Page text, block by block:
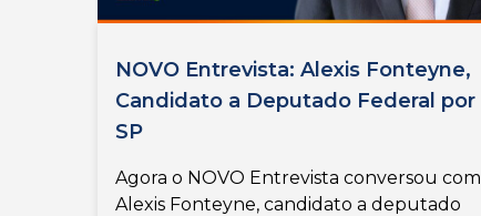
NOVO Entrevista: Alexis Fonteyne,
Candidato a Deputado Federal por
SP
Agora o NOVO Entrevista conversou com
Alexis Fonteyne, candidato a deputado